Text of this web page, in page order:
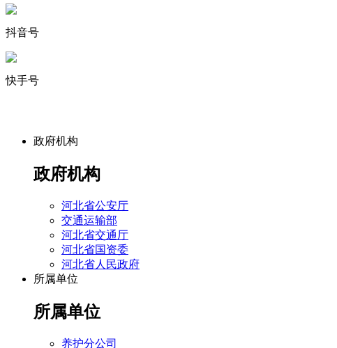
抖音号
快手号
政府机构
政府机构
河北省公安厅
交通运输部
河北省交通厅
河北省国资委
河北省人民政府
所属单位
所属单位
养护分公司